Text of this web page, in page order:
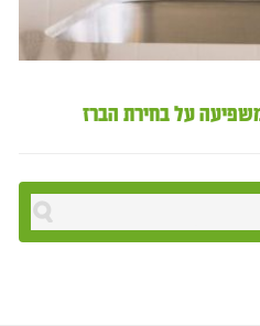
על בחירת הברז